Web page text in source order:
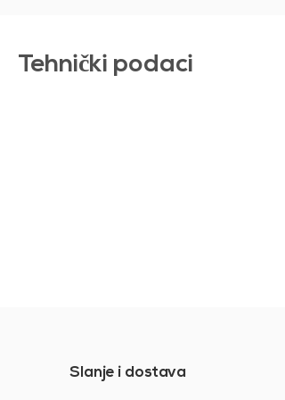
Tehnički podaci
Slanje i dostava